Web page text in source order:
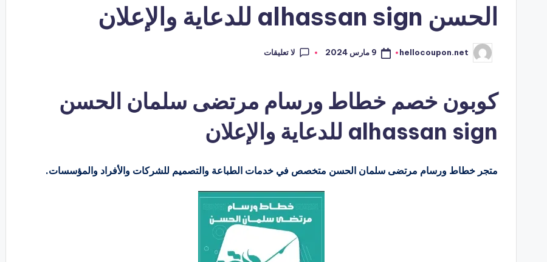
الحسن alhassan sign للدعاية والإعلان
تمّ
النشر
hellocoupon.net 9 مارس 2024 لا تعليقات
كوبون خصم خطاط ورسام مرتضى سلمان الحسن
alhassan sign للدعاية والإعلان
متجر خطاط ورسام مرتضى سلمان الحسن متخصص في خدمات الطباعة والتصميم للشركات والأفراد والمؤسسات.